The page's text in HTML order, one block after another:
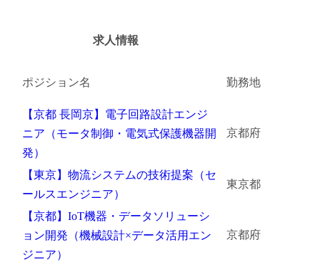
コンピュータハード・周辺機器
半導体
機械・装置
化学
金属・素材
エネルギー・プラント
求人情報
ポジション名 勤務地
【京都 ⾧岡京】電子回路設計エンジ
ニア（モータ制御・電気式保護機器開
発）
京都府
【東京】物流システムの技術提案（セ
ールスエンジニア）
東京都
【京都】IoT機器・データソリューシ
ョン開発（機械設計×データ活用エン
ジニア）
京都府